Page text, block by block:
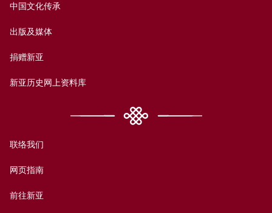
中国文化传承
出版及媒体
捐赠新亚
新亚历史网上资料库
联络我们
网页指南
前往新亚